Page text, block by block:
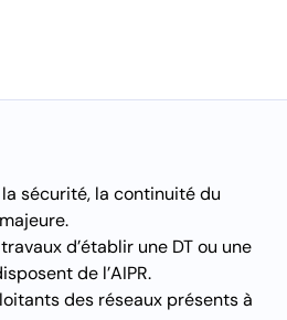
sécurité, la continuité du
d’établir une DT ou une
de l’AIPR.
des réseaux présents à